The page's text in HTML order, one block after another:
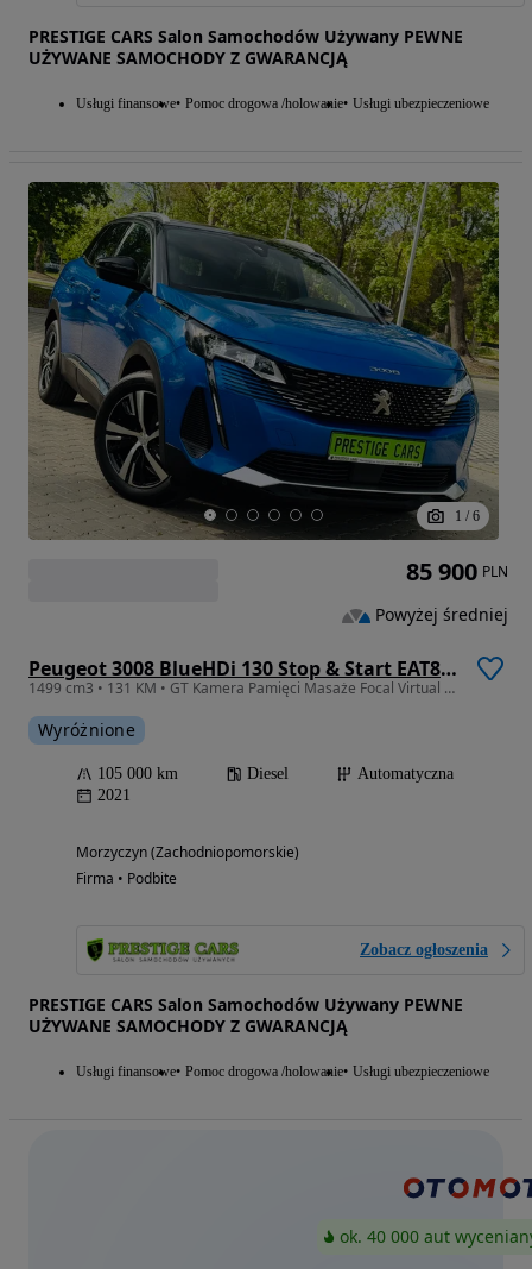
PRESTIGE CARS Salon Samochodów Używany PEWNE
UŻYWANE SAMOCHODY Z GWARANCJĄ
Usługi finansowe Pomoc drogowa /holowanie Usługi ubezpieczeniowe
1 / 6
Peugeot 3008 BlueHDi 130 Stop & Start EAT8 GT Pack
1499 cm3 • 131 KM • GT Kamera Pamięci Masaże Focal Virtual Alcantara E.Klapa Ambiente
Wyróżnione
105 000 km Diesel
Automatyczna
2021
Morzyczyn (Zachodniopomorskie)
Firma • Podbite
Zobacz ogłoszenia
PRESTIGE CARS Salon Samochodów Używany PEWNE
UŻYWANE SAMOCHODY Z GWARANCJĄ
Usługi finansowe Pomoc drogowa /holowanie Usługi ubezpieczeniowe
85 900 PLN
Powyżej średniej
ok. 40 000 aut